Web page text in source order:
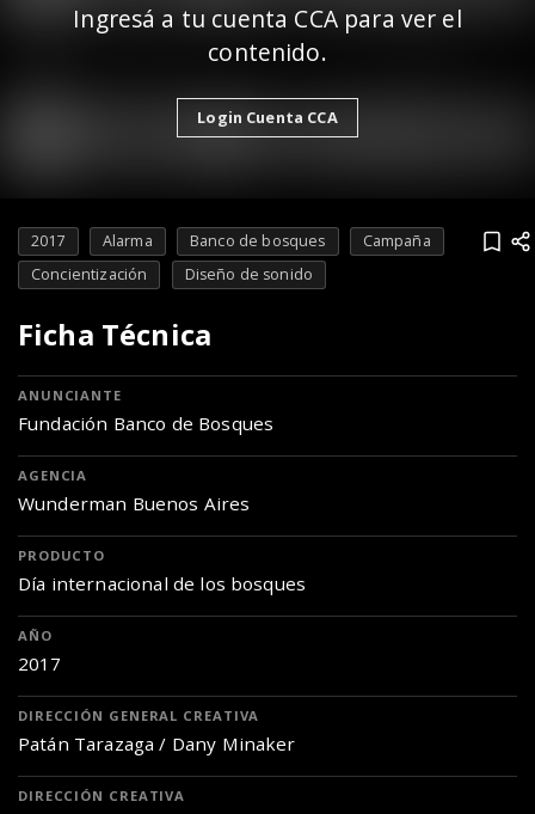
Ingresá a tu cuenta CCA para ver el
contenido.
Login Cuenta CCA
2017 Alarma Banco de bosques
Campaña
Concientización
Diseño de sonido
Ficha Técnica
ANUNCIANTE
Fundación Banco de Bosques
AGENCIA
Wunderman Buenos Aires
PRODUCTO
Día internacional de los bosques
AÑO
2017
DIRECCIÓN GENERAL CREATIVA
Patán Tarazaga / Dany Minaker
DIRECCIÓN CREATIVA